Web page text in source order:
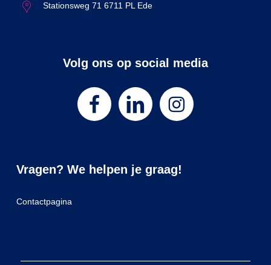
Stationsweg 71 6711 PL Ede
Volg ons op social media
Vragen? We helpen je graag!
Contactpagina